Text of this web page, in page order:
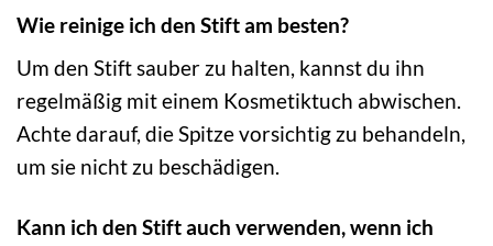
Wie reinige ich den Stift am besten?
Um den Stift sauber zu halten, kannst du ihn
regelmäßig mit einem Kosmetiktuch abwischen.
Achte darauf, die Spitze vorsichtig zu behandeln,
um sie nicht zu beschädigen.
Kann ich den Stift auch verwenden, wenn ich